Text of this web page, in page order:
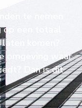
te nemen
een totaal
komen?
omgeving waar
Dan is dit